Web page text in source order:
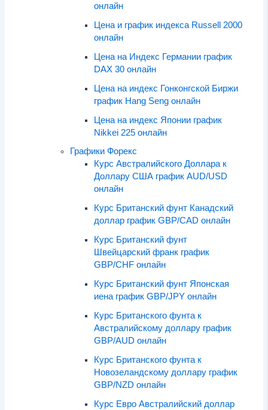
онлайн
Цена и график индекса Russell 2000
онлайн
Цена на Индекс Германии график
DAX 30 онлайн
Цена на индекс Гонконгской Биржи
график Hang Seng онлайн
Цена на индекс Японии график
Nikkei 225 онлайн
Графики Форекс
Курс Австралийского Доллара к
Доллару США график AUD/USD
онлайн
Курс Британский фунт Канадский
доллар график GBP/CAD онлайн
Курс Британский фунт
Швейцарский франк график
GBP/CHF онлайн
Курс Британский фунт Японская
иена график GBP/JPY онлайн
Курс Британского фунта к
Австралийскому доллару график
GBP/AUD онлайн
Курс Британского фунта к
Новозеландскому доллару график
GBP/NZD онлайн
Курс Евро Австралийский доллар